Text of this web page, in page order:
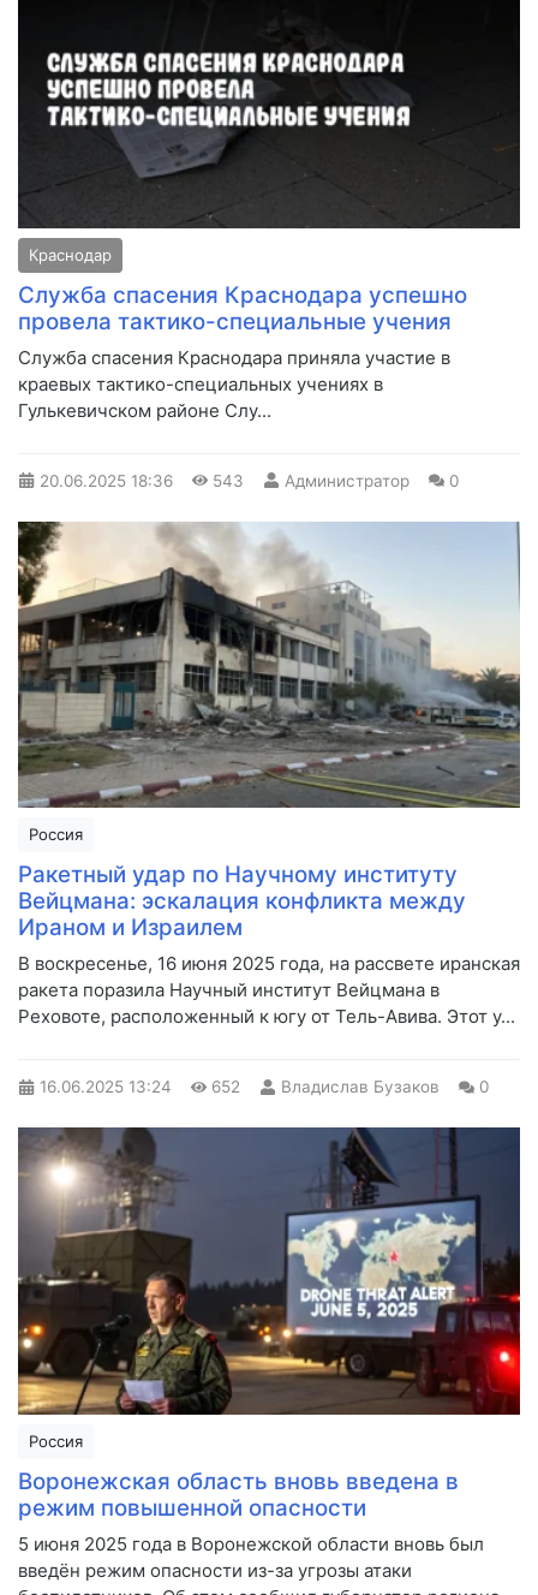
Краснодар
Служба спасения Краснодара успешно
провела тактико-специальные учения
Служба спасения Краснодара приняла участие в
краевых тактико-специальных учениях в
Гулькевичском районе Слу...
20.06.2025 18:36 543 Администратор 0
Россия
Ракетный удар по Научному институту
Вейцмана: эскалация конфликта между
Ираном и Израилем
В воскресенье, 16 июня 2025 года, на рассвете иранская
ракета поразила Научный институт Вейцмана в
Реховоте, расположенный к югу от Тель-Авива. Этот у...
16.06.2025 13:24 652 Владислав Бузаков 0
Россия
Воронежская область вновь введена в
режим повышенной опасности
5 июня 2025 года в Воронежской области вновь был
введён режим опасности из-за угрозы атаки